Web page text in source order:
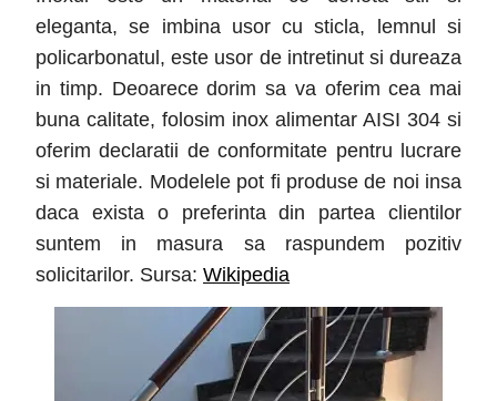
eleganta, se imbina usor cu sticla, lemnul si
policarbonatul, este usor de intretinut si dureaza
in timp. Deoarece dorim sa va oferim cea mai
buna calitate, folosim inox alimentar AISI 304 si
oferim declaratii de conformitate pentru lucrare
si materiale. Modelele pot fi produse de noi insa
daca exista o preferinta din partea clientilor
suntem in masura sa raspundem pozitiv
solicitarilor. Sursa: Wikipedia